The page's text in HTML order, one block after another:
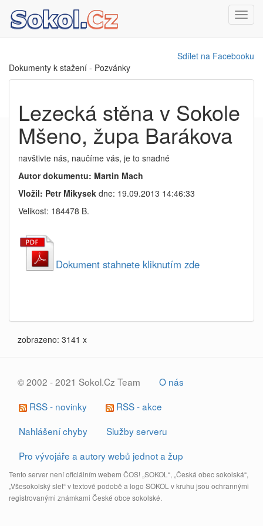
Sdílet na Facebooku
Dokumenty k stažení - Pozvánky
Lezecká stěna v Sokole
Mšeno, župa Barákova
navštivte nás, naučíme vás, je to snadné
Autor dokumentu: Martin Mach
Vložil: Petr Mikysek dne: 19.09.2013 14:46:33
Velikost: 184478 B.
Dokument stahnete kliknutím zde
zobrazeno: 3141 x
© 2002 - 2021 Sokol.Cz Team
O nás
RSS - novinky
RSS - akce
Nahlášení chyby
Služby serveru
Pro vývojáře a autory webů jednot a žup
Tento server není oficiálním webem ČOS! „SOKOL“, „Česká obec sokolská“,
„Všesokolský slet“ v textové podobě a logo SOKOL v kruhu jsou ochrannými
registrovanými známkami České obce sokolské.